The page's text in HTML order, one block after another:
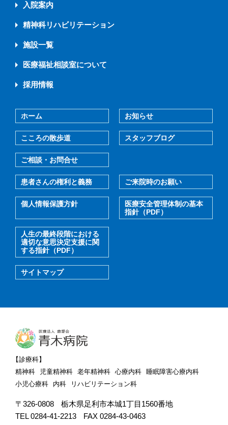
入院案内
精神科リハビリテーション
施設一覧
医療福祉相談室について
採用情報
ホーム お知らせ
こころの散歩道 スタッフブログ
ご相談・お問合せ
患者さんの権利と義務 ご来院時のお願い
個人情報保護方針
医療安全管理体制の基本
指針（PDF）
人生の最終段階における
適切な意思決定支援に関
する指針（PDF）
サイトマップ
【診療科】
精神科
児童精神科 老年精神科 心療内科
睡眠障害心療内科
小児心療科
内科 リハビリテーション科
〒326-0808
栃木県足利市本城1丁目1560番地
TEL 0284-41-2213
FAX 0284-43-0463